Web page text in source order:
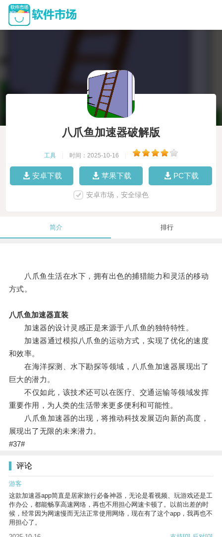
八爪鱼加速器破解版
工具 时间：2025-10-16
安卓下载 苹果下载 PC下载
安卓市场，安全绿色
简介 排行
八爪鱼生活在水下，拥有出色的捕猎能力和灵活的移动
方式。
八爪鱼加速器直装
加速器的设计灵感正是来源于八爪鱼的独特特性。
加速器通过模拟八爪鱼的运动方式，实现了优化的速度
和效率。
在海洋探测、水下勘探等领域，八爪鱼加速器展现出了
巨大的潜力。
不仅如此，该技术还可以在医疗、交通运输等领域发挥
重要作用，为人类的生活带来更多便利和可能性。
八爪鱼加速器的出现，将推动科技发展迈向新的高度，
展现出了无限的未来潜力。
#37#
评论
游客
这款加速器app简直是居家旅行必备神器，无论是看视频、玩游戏还是工
作办公，都能畅享高速网络，再也不用担心网速卡顿了。以前出差的时
候，经常因为网速慢而无法正常使用网络，现在有了这个app，我再也不
用担心了。